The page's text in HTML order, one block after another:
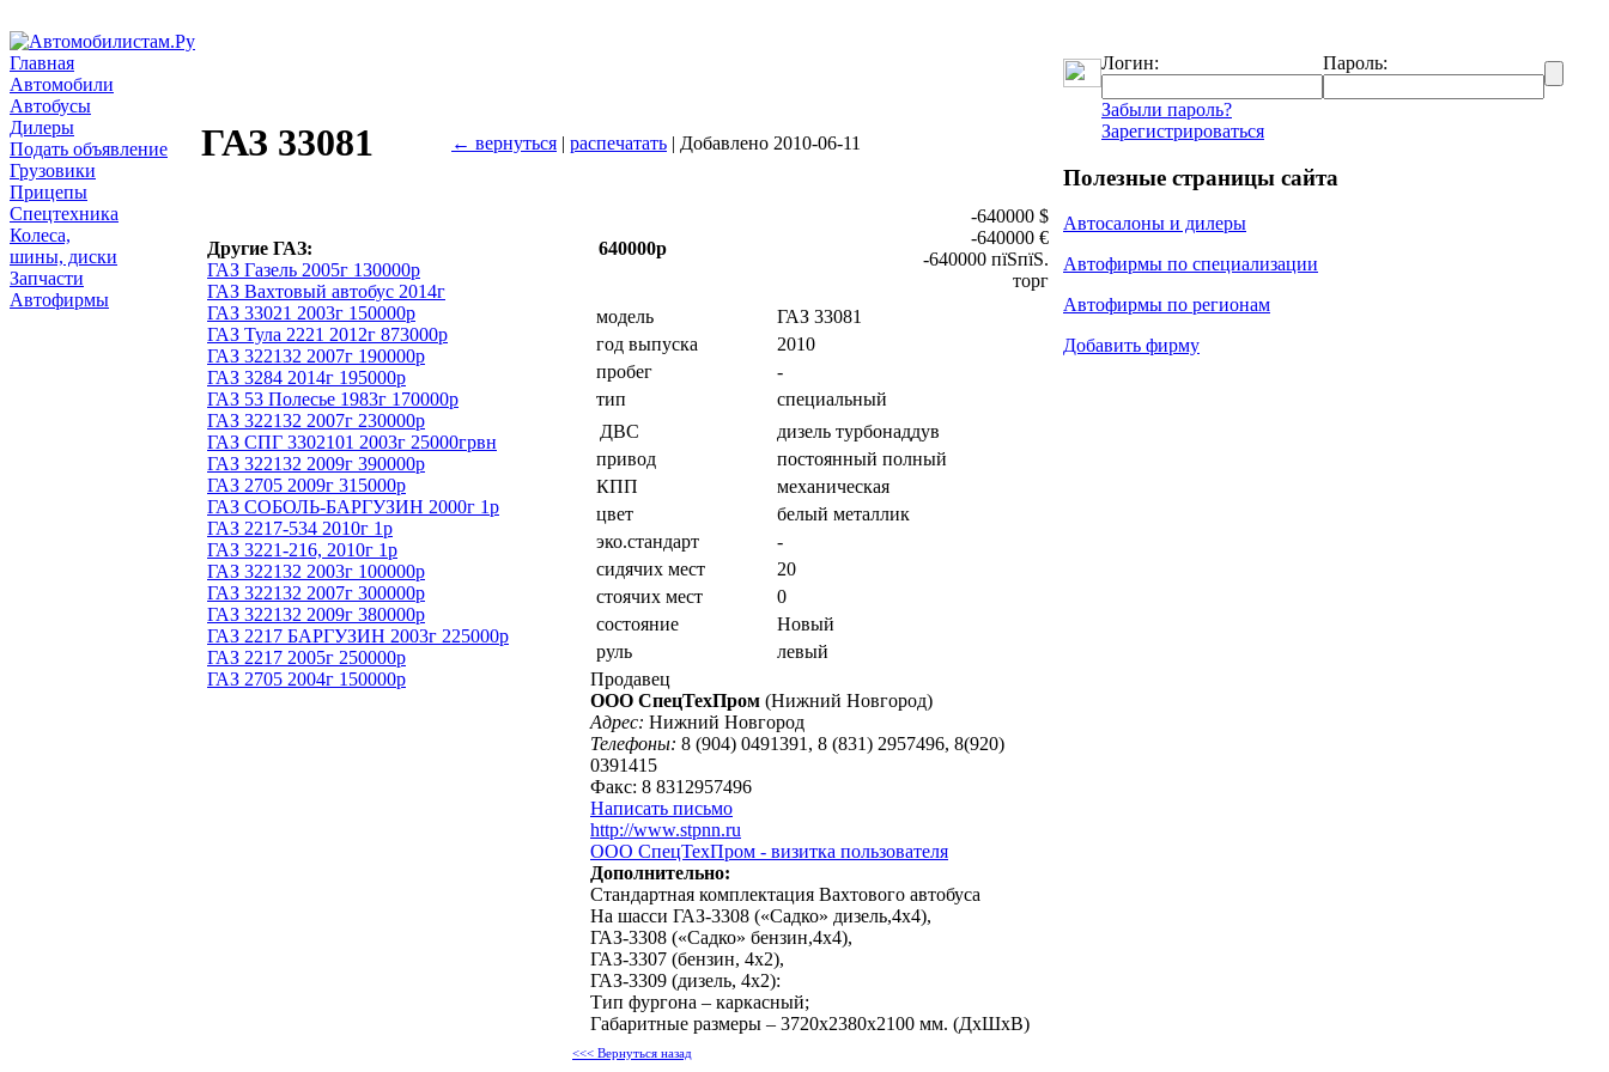
Главная
Автомобили
Автобусы
Дилеры
Подать объявление
Грузовики
Прицепы
Спецтехника
Колеса,
шины, диски
Запчасти
Автофирмы
ГАЗ 33081 ← вернуться | распечатать | Добавлено 2010-06-11
Другие ГАЗ:
ГАЗ Газель 2005г 130000р
ГАЗ Вахтовый автобус 2014г
ГАЗ 33021 2003г 150000р
ГАЗ Тула 2221 2012г 873000р
ГАЗ 322132 2007г 190000р
ГАЗ 3284 2014г 195000р
ГАЗ 53 Полесье 1983г 170000р
ГАЗ 322132 2007г 230000р
ГАЗ СПГ 3302101 2003г 25000грвн
ГАЗ 322132 2009г 390000р
ГАЗ 2705 2009г 315000р
ГАЗ СОБОЛЬ-БАРГУЗИН 2000г 1р
ГАЗ 2217-534 2010г 1р
ГАЗ 3221-216, 2010г 1р
ГАЗ 322132 2003г 100000р
ГАЗ 322132 2007г 300000р
ГАЗ 322132 2009г 380000р
ГАЗ 2217 БАРГУЗИН 2003г 225000р
ГАЗ 2217 2005г 250000р
ГАЗ 2705 2004г 150000р
640000р
-640000 $
-640000 €
-640000 пїЅпїЅ.
торг
модель
ГАЗ 33081
год выпуска
2010
пробег
-
тип
специальный
ДВС
дизель турбонаддув
привод
постоянный полный
КПП
механическая
цвет
белый металлик
эко.стандарт
-
сидячих мест
20
стоячих мест
0
состояние
Новый
руль
левый
Продавец
ООО СпецТехПром (Нижний Новгород)
Адрес: Нижний Новгород
Телефоны: 8 (904) 0491391, 8 (831) 2957496, 8(920)
0391415
Факс: 8 8312957496
Написать письмо
http://www.stpnn.ru
ООО СпецТехПром - визитка пользователя
Дополнительно:
Стандартная комплектация Вахтового автобуса
На шасси ГАЗ-3308 («Садко» дизель,4х4),
ГАЗ-3308 («Садко» бензин,4х4),
ГАЗ-3307 (бензин, 4х2),
ГАЗ-3309 (дизель, 4х2):
Тип фургона – каркасный;
Габаритные размеры – 3720х2380х2100 мм. (ДхШхВ)
<<< Вернуться назад
Логин: Пароль:
Забыли пароль?
Зарегистрироваться
Полезные страницы сайта
Автосалоны и дилеры
Автофирмы по специализации
Автофирмы по регионам
Добавить фирму